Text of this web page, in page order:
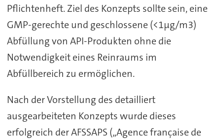
Pflichtenheft. Ziel des Konzepts sollte sein, eine
GMP-gerechte und geschlossene (<1µg/m3)
Abfüllung von API-Produkten ohne die
Notwendigkeit eines Reinraums im
Abfüllbereich zu ermöglichen.
Nach der Vorstellung des detailliert
ausgearbeiteten Konzepts wurde dieses
erfolgreich der AFSSAPS („Agence française de